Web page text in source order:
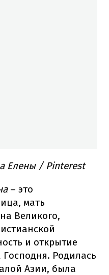
Елены / Pinterest
– это
мать
Великого,
и открытие
Родилась
Азии, была